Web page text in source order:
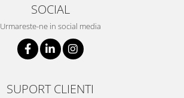
SOCIAL
Urmareste-ne in social media
SUPORT CLIENTI